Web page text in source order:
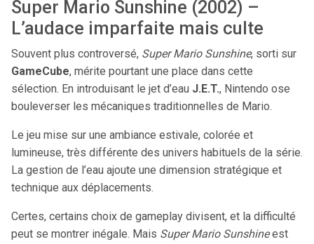
Super Mario Sunshine (2002) –
L’audace imparfaite mais culte
Souvent plus controversé, Super Mario Sunshine, sorti sur
GameCube, mérite pourtant une place dans cette
sélection. En introduisant le jet d’eau J.E.T., Nintendo ose
bouleverser les mécaniques traditionnelles de Mario.
Le jeu mise sur une ambiance estivale, colorée et
lumineuse, très différente des univers habituels de la série.
La gestion de l’eau ajoute une dimension stratégique et
technique aux déplacements.
Certes, certains choix de gameplay divisent, et la difficulté
peut se montrer inégale. Mais Super Mario Sunshineest